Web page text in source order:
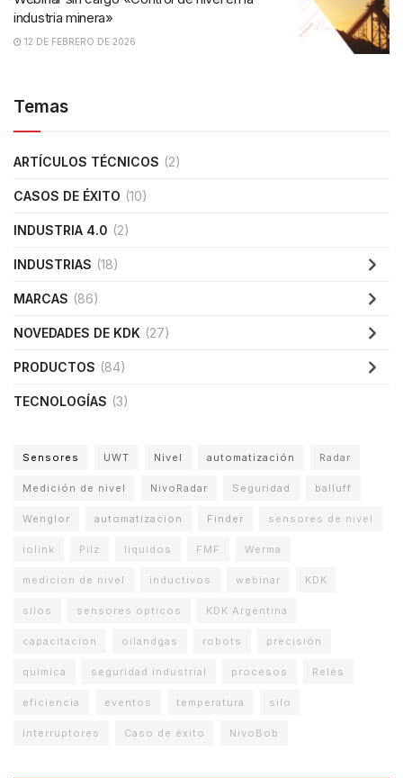
industria minera»
12 DE FEBRERO DE 2026
Temas
ARTÍCULOS TÉCNICOS (2)
CASOS DE ÉXITO (10)
INDUSTRIA 4.0 (2)
INDUSTRIAS (18)
MARCAS (86)
NOVEDADES DE KDK (27)
PRODUCTOS (84)
TECNOLOGÍAS (3)
Sensores UWT Nivel automatización Radar
Medición de nivel NivoRadar Seguridad balluff
Wenglor automatizacion Finder sensores de nivel
iolink Pilz liquidos FMF Werma
medicion de nivel inductivos webinar KDK
silos sensores opticos KDK Argentina
capacitacion oilandgas robots precisión
quimica seguridad industrial procesos Relés
eficiencia eventos temperatura silo
Interruptores Caso de éxito NivoBob